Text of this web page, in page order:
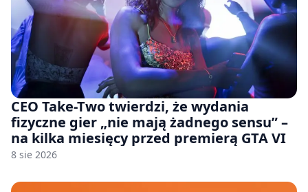
CEO Take-Two twierdzi, że wydania
fizyczne gier „nie mają żadnego sensu” –
na kilka miesięcy przed premierą GTA VI
8 sie 2026